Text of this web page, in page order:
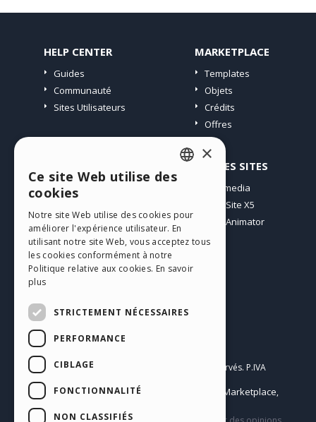
HELP CENTER
Guides
Communauté
Sites Utilisateurs
MARKETPLACE
Templates
Objets
Crédits
Offres
Mes Messages
Télécharger
Espace Web
Mes Crédits
AUTRES SITES
Incomedia
WebSite X5
WebAnimator
Français
Copyright © 2026
Tous droits réservés. P.IVA
IT07514640015
Conditions d'utilisation WebSite X5:
Help Center / Marketplace,
ENGLISH
GERMAN
SPANISH
×
Ce site Web utilise des
cookies
Notre site Web utilise des cookies pour
améliorer l'expérience utilisateur. En
utilisant notre site Web, vous acceptez tous
les cookies conformément à notre
Politique relative aux cookies. En savoir
plus
STRICTEMENT NÉCESSAIRES
PERFORMANCE
CIBLAGE
FONCTIONNALITÉ
NON CLASSIFIÉS